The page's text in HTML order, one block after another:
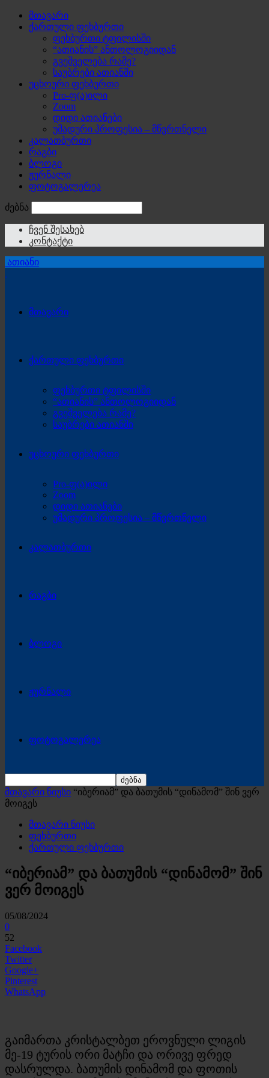
მთავარი
ქართული ფეხბურთი
ფეხბურთი ტფილისში
“ათიანის” ანთოლოგიიდან
გვეშველება რამე?
საუბრები ათიანში
უცხოური ფეხბურთი
Pro-ფ(ა)ილი
Zoom
დიდი ათიანები
უმადური პროფესია – მწვრთნელი
კალათბურთი
რაგბი
ბლოგი
ჟურნალი
ფოტოგალერეა
ძებნა
ჩვენ შესახებ
კონტაქტი
ათიანი
მთავარი
ქართული ფეხბურთი
ფეხბურთი ტფილისში
“ათიანის” ანთოლოგიიდან
გვეშველება რამე?
საუბრები ათიანში
უცხოური ფეხბურთი
Pro-ფ(ა)ილი
Zoom
დიდი ათიანები
უმადური პროფესია – მწვრთნელი
კალათბურთი
რაგბი
ბლოგი
ჟურნალი
ფოტოგალერეა
მთავარი ნიუსი “იბერიამ” და ბათუმის “დინამომ” შინ ვერ
მოიგეს
მთავარი ნიუსი
ფეხბურთი
ქართული ფეხბურთი
“იბერიამ” და ბათუმის “დინამომ” შინ
ვერ მოიგეს
05/08/2024
0
52
Facebook
Twitter
Google+
Pinterest
WhatsApp
გაიმართა კრისტალბეთ ეროვნული ლიგის
მე-19 ტურის ორი მატჩი და ორივე ფრედ
დასრულდა. ბათუმის დინამომ და ფოთის